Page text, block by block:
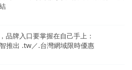
品牌入口要掌握在自己手上：
推出 .tw／.台灣網域限時優惠